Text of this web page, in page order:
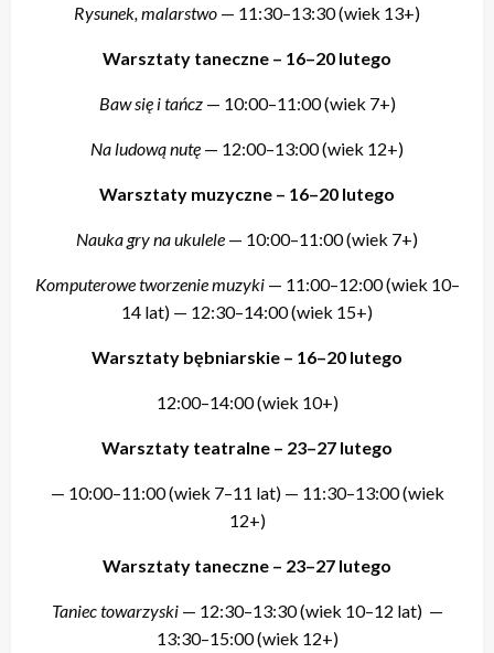
Rysunek, malarstwo — 11:30–13:30 (wiek 13+)
Warsztaty taneczne – 16–20 lutego
Baw się i tańcz— 10:00–11:00 (wiek 7+)
Na ludową nutę — 12:00–13:00 (wiek 12+)
Warsztaty muzyczne – 16–20 lutego
Nauka gry na ukulele — 10:00–11:00 (wiek 7+)
Komputerowe tworzenie muzyki— 11:00–12:00 (wiek 10–
14 lat) — 12:30–14:00 (wiek 15+)
Warsztaty bębniarskie – 16–20 lutego
12:00–14:00 (wiek 10+)
Warsztaty teatralne – 23–27 lutego
— 10:00–11:00 (wiek 7–11 lat) — 11:30–13:00 (wiek
12+)
Warsztaty taneczne – 23–27 lutego
Taniec towarzyski— 12:30–13:30 (wiek 10–12 lat) —
13:30–15:00 (wiek 12+)